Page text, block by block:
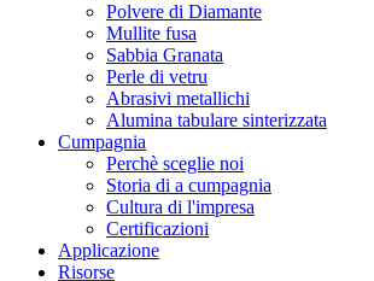
Polvere di Diamante
Mullite fusa
Sabbia Granata
Perle di vetru
Abrasivi metallichi
Alumina tabulare sinterizzata
Cumpagnia
Perchè sceglie noi
Storia di a cumpagnia
Cultura di l'impresa
Certificazioni
Applicazione
Risorse